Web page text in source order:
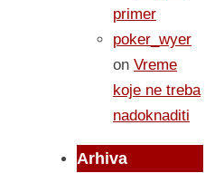
primer
poker_wyer
on Vreme
koje ne treba
nadoknaditi
Arhiva